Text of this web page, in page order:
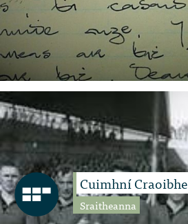
Cuimhní Craoibhe
Sraitheanna